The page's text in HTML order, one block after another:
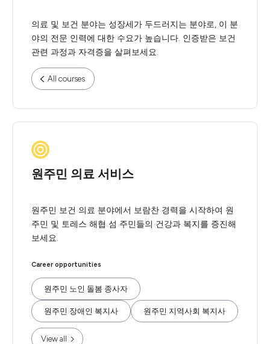
의료 및 보건 분야는 성장세가 두드러지는 분야로, 이 분
야의 전문 인력에 대한 수요가 높습니다. 인증받은 보건
관련 과정과 자격증을 살펴보세요.
All courses
원주민 의료 서비스
원주민 보건 의료 분야에서 보람찬 경력을 시작하여 원
주민 및 토레스 해협 섬 주민들의 건강과 복지를 증진해
보세요.
Career opportunities
원주민 노인 돌봄 종사자
원주민 장애인 복지사 원주민 지역사회 복지사
View all